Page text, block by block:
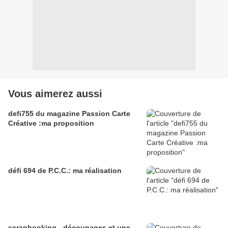
Vous aimerez aussi
defi755 du magazine Passion Carte
Créative :ma proposition
défi 694 de P.C.C.: ma réalisation